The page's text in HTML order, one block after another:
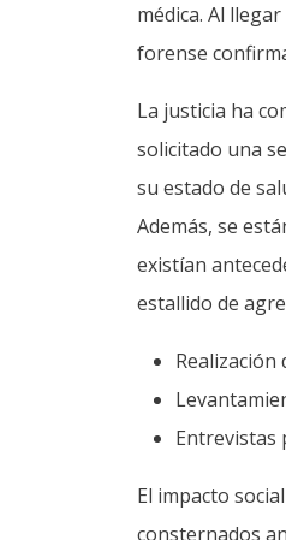
médica. Al
forense
La justicia ha
solicitado una
su estado de
Además, se
existían
estallido de
Entrevistas
El impacto
consternados